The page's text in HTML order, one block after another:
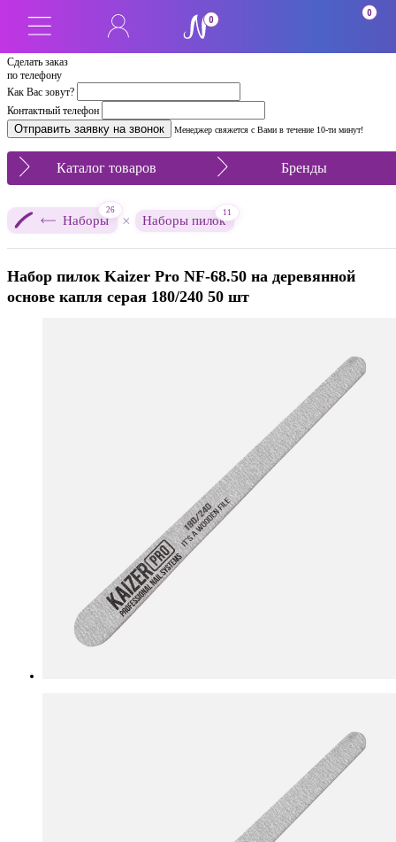
Сделать заказ
по телефону
Как Вас зовут?
Контактный телефон
Менеджер свяжется с Вами в течение 10-ти минут!
0
0
Каталог товаров Бренды
Наборы
26
× Наборы пилок
11
Набор пилок Kaizer Pro NF-68.50 на деревянной
основе капля серая 180/240 50 шт